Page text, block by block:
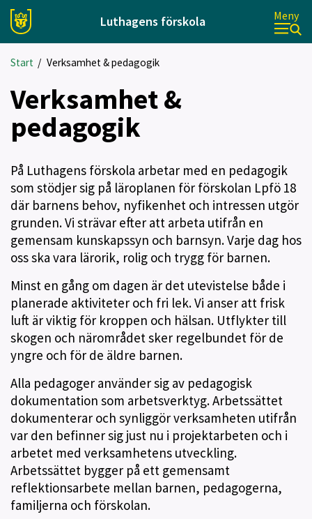
Luthagens förskola Meny
Start / Verksamhet & pedagogik
Verksamhet &
pedagogik
På Luthagens förskola arbetar med en pedagogik
som stödjer sig på läroplanen för förskolan Lpfö 18
där barnens behov, nyfikenhet och intressen utgör
grunden. Vi strävar efter att arbeta utifrån en
gemensam kunskapssyn och barnsyn. Varje dag hos
oss ska vara lärorik, rolig och trygg för barnen.
Minst en gång om dagen är det utevistelse både i
planerade aktiviteter och fri lek. Vi anser att frisk
luft är viktig för kroppen och hälsan. Utflykter till
skogen och närområdet sker regelbundet för de
yngre och för de äldre barnen.
Alla pedagoger använder sig av pedagogisk
dokumentation som arbetsverktyg. Arbetssättet
dokumenterar och synliggör verksamheten utifrån
var den befinner sig just nu i projektarbeten och i
arbetet med verksamhetens utveckling.
Arbetssättet bygger på ett gemensamt
reflektionsarbete mellan barnen, pedagogerna,
familjerna och förskolan.